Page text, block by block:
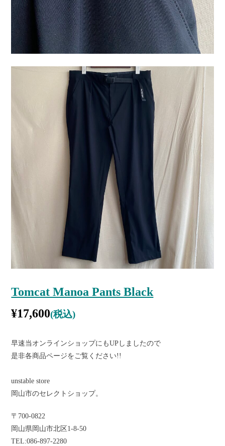
Tomcat Manoa Pants Black
¥17,600(税込)
早速当オンラインショップにもUPしましたので
是非各商品ページをご覧ください!!
unstable store
岡山市のセレクトショップ。
〒 700-0822
岡山県岡山市北区 1-8-50
TEL:086-897-2280